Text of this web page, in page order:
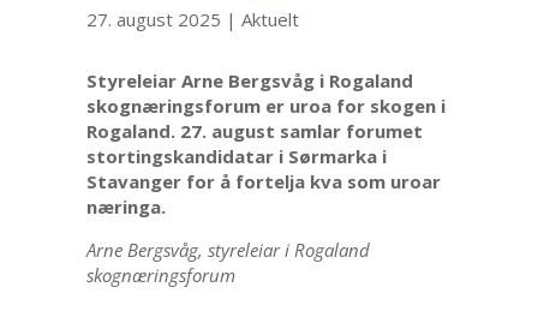
27. august 2025 | Aktuelt
Styreleiar Arne Bergsvåg i Rogaland
skognæringsforum er uroa for skogen i
Rogaland. 27. august samlar forumet
stortingskandidatar i Sørmarka i
Stavanger for å fortelja kva som uroar
næringa.
Arne Bergsvåg, styreleiar i Rogaland
skognæringsforum